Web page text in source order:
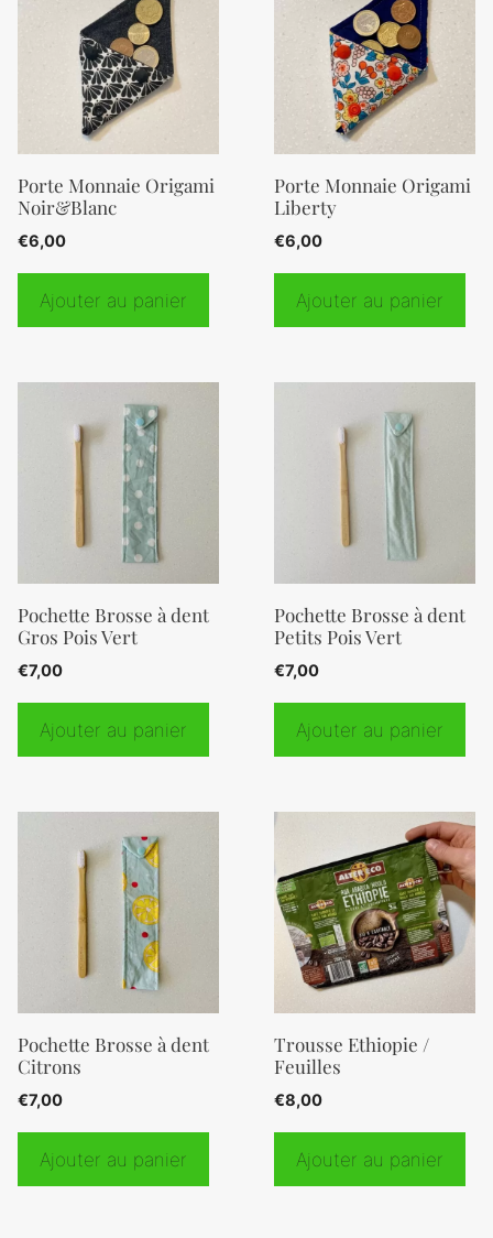
Porte Monnaie Origami
Noir&Blanc
€6,00
Ajouter au panier
Porte Monnaie Origami
Liberty
€6,00
Ajouter au panier
Pochette Brosse à dent
Gros Pois Vert
€7,00
Ajouter au panier
Pochette Brosse à dent
Petits Pois Vert
€7,00
Ajouter au panier
Pochette Brosse à dent
Citrons
€7,00
Ajouter au panier
Trousse Ethiopie /
Feuilles
€8,00
Ajouter au panier